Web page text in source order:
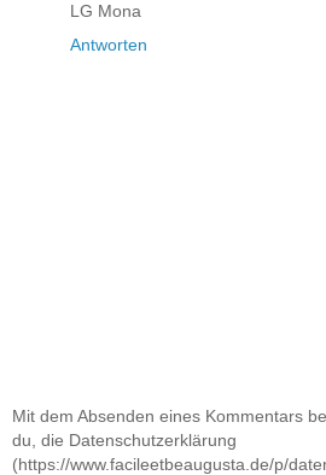
LG Mona
Antworten
Mit dem Absenden eines Kommentars
du, die Datenschutzerklärung
(https://www.facileetbeaugusta.de/p/